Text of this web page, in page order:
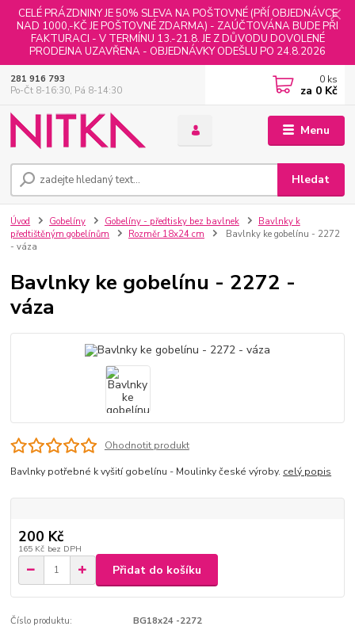
CELÉ PRÁZDNINY JE 50% SLEVA NA POŠTOVNÉ (PŘÍ OBJEDNÁVCE
NAD 1000,-KČ JE POŠTOVNÉ ZDARMA) - ZAÚČTOVÁNA BUDE PŘI
FAKTURACI - V TERMÍNU 13.-21.8. JE Z DŮVODU DOVOLENÉ
PRODEJNA UZAVŘENA - OBJEDNÁVKY ODEŠLU PO 24.8.2026
Menu
Hledat
281 916 793
Po-Čt 8-16:30, Pá 8-14:30
0 ks
za 0 Kč
Úvod Gobelíny Gobelíny - předtisky bez bavlnek
Bavlnky k
předtištěným gobelínům
Rozměr 18x24 cm
Bavlnky ke gobelínu - 2272
- váza
Bavlnky ke gobelínu - 2272 -
váza
Ohodnotit produkt
Bavlnky potřebné k vyšití gobelínu - Moulinky české výroby. celý popis
200 Kč
165 Kč bez DPH
Přidat do košíku
Číslo produktu: BG18x24 -2272